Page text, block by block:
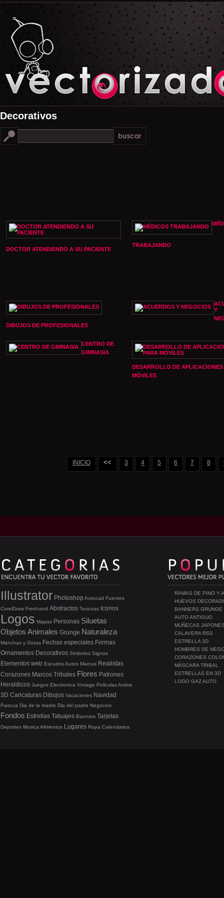
Decorativos
DOCTOR ATENDIENDO A SU PACIENTE
TRABAJANDO
DIBUJOS DE PROFESIONALES
Y
CENTRO DE
GIMNASIA
DESARROLLO DE APLICACIONES
MÓVILES
INICIO << 3 4 5 6 7 8
RAMAS DE PINO Y
HUEVOS
BANNERS GRUNGE
AUTO ANTIGUO
MUÑECAS
CALAVERA RSS
ESTRELLA 3D
HOMBRES DE
CORAZONES
MÁSCARA TRIBAL
ESTRELLAS EN 3D
LOGO GAZ AUTO
Illustrator Photoshop Autocad Fuentes
CorelDraw Freehand Abstractos Texturas Iconos
Logos Mapas Personas Siluetas
Objetos Animales Grunge Naturaleza
Manchas y Gotas Fechas especiales Formas
Ornamentos Decorativos Simbolos Signos
Elementos web EscudosAutos Marcas Realistas
Corazones Marcos Tribales Flores Patrones
Heraldicos Juegos Electronica Vintage PeliculasAnime
3D Caricaturas Dibujos Vacaciones Navidad
Pascua Dia de la madre Dia del padre Negocios
Fondos Estrellas Tatuajes Banners Tarjetas
Deportes Musica Alimentos Lugares Ropa Calendarios